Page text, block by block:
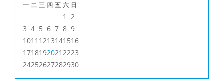
一 二 三 四 五 六 日
1
2
3 4 5 6 7 8 9
1011 1213141516
1718192021 2223
24252627282930